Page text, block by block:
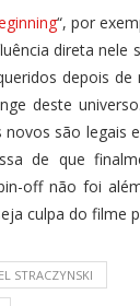
“, por
direta nele
depois
deste
novos são
de que
off não foi
culpa do filme
STRACZYNSKI